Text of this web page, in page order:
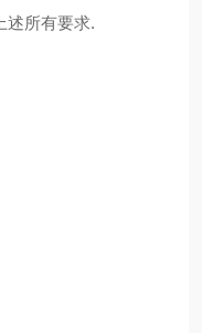
述所有要求.